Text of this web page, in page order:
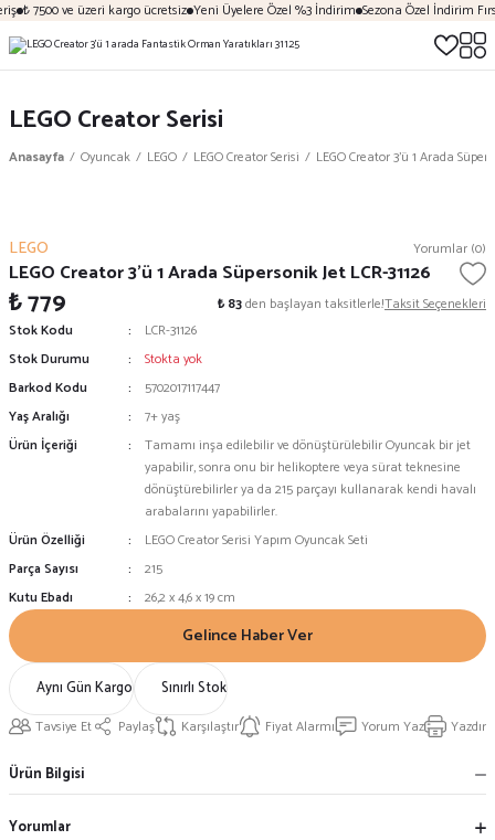
₺ 7500 ve üzeri kargo ücretsiz Yeni Üyelere Özel %3 İndirim Sezona Özel İndirim
LEGO Creator Serisi
Anasayfa Oyuncak LEGO LEGO Creator Serisi LEGO Creator 3’ü 1 Arada
LEGO Yorumlar (0)
LEGO Creator 3’ü 1 Arada Süpersonik Jet LCR-31126
₺ 779 ₺ 83den başlayan taksitlerle!Taksit Seçenekleri
Stok Kodu
LCR-31126
Stok Durumu
Stokta yok
Barkod Kodu
5702017117447
Yaş Aralığı
7+ yaş
Ürün İçeriği
Tamamı inşa edilebilir ve dönüştürülebilir Oyuncak bir jet
yapabilir, sonra onu bir helikoptere veya sürat teknesine
dönüştürebilirler ya da 215 parçayı kullanarak kendi havalı
arabalarını yapabilirler.
Ürün Özelliği
LEGO Creator Serisi Yapım Oyuncak Seti
Parça Sayısı
215
Kutu Ebadı
26,2 x 4,6 x 19 cm
Gelince Haber Ver
Aynı Gün Kargo Sınırlı Stok
Tavsiye Et Paylaş Karşılaştır Fiyat Alarmı Yorum Yaz Yazdır
Ürün Bilgisi
Yorumlar